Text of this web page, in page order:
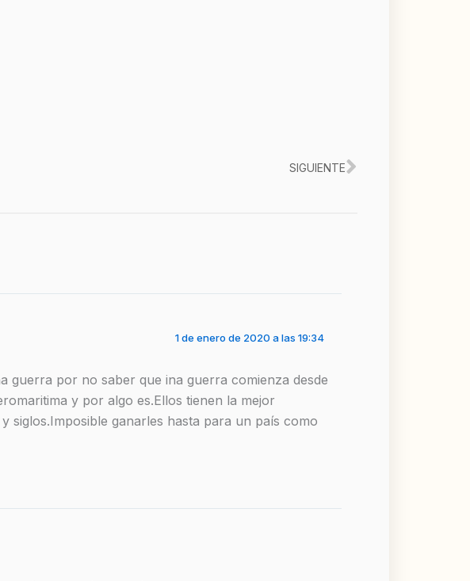
SIGUIENTESiguiente
1 de enero de 2020 a las 19:34
guerra por no saber que ina guerra comienza desde
y por algo es.Ellos tienen la mejor
siglos.Imposible ganarles hasta para un país como